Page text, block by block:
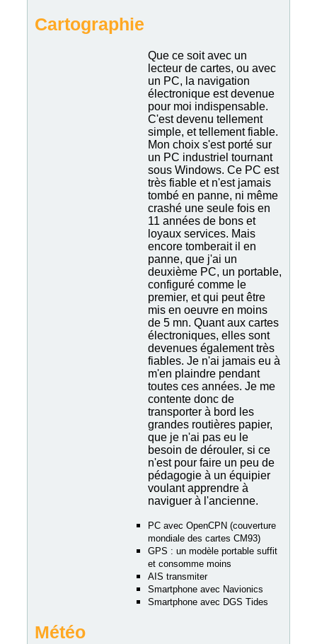
Cartographie
Que ce soit avec un
lecteur de cartes, ou avec
un PC, la navigation
électronique est devenue
pour moi indispensable.
C'est devenu tellement
simple, et tellement fiable.
Mon choix s'est porté sur
un PC industriel tournant
sous Windows. Ce PC est
très fiable et n'est jamais
tombé en panne, ni même
crashé une seule fois en
11 années de bons et
loyaux services. Mais
encore tomberait il en
panne, que j'ai un
deuxième PC, un portable,
configuré comme le
premier, et qui peut être
mis en oeuvre en moins
de 5 mn. Quant aux cartes
électroniques, elles sont
devenues également très
fiables. Je n'ai jamais eu à
m'en plaindre pendant
toutes ces années. Je me
contente donc de
transporter à bord les
grandes routières papier,
que je n'ai pas eu le
besoin de dérouler, si ce
n'est pour faire un peu de
pédagogie à un équipier
voulant apprendre à
naviguer à l'ancienne.
PC avec OpenCPN (couverture
mondiale des cartes CM93)
GPS : un modèle portable suffit
et consomme moins
AIS transmiter
Smartphone avec Navionics
Smartphone avec DGS Tides
Météo